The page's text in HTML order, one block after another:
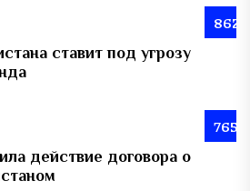
862
ставит под угрозу
765
действие договора о